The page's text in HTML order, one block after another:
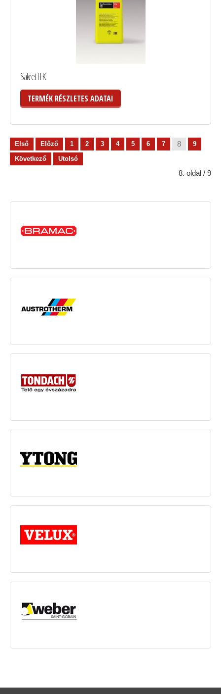
Sakret FFK
TERMÉK RÉSZLETES ADATAI
Első Előző 1 2 3 4 5 6 7 8
9
Következő
Utolsó
8. oldal / 9